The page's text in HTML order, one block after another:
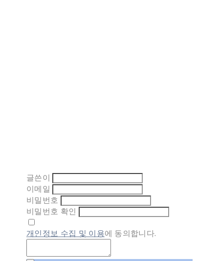
글쓴이
이메일
비밀번호
비밀번호 확인
개인정보 수집 및 이용에 동의합니다.